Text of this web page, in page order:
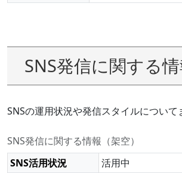
SNS発信に関する
SNSの運用状況や発信スタイルについて
SNS発信に関する情報（架空）
SNS活用状況
活用中